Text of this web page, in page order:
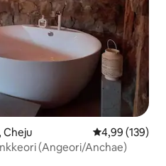
Cheju Évaluation
4,99 (139)
(Angeori/Anchae)